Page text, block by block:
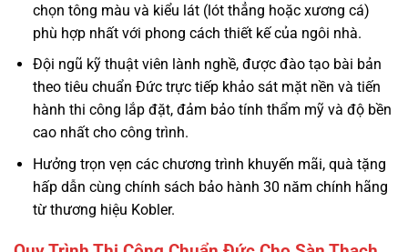
chọn tông màu và kiểu lát (lót thẳng hoặc xương cá)
phù hợp nhất với phong cách thiết kế của ngôi nhà.
Đội ngũ kỹ thuật viên lành nghề, được đào tạo bài bản
theo tiêu chuẩn Đức trực tiếp khảo sát mặt nền và tiến
hành thi công lắp đặt, đảm bảo tính thẩm mỹ và độ bền
cao nhất cho công trình.
Hưởng trọn vẹn các chương trình khuyến mãi, quà tặng
hấp dẫn cùng chính sách bảo hành 30 năm chính hãng
từ thương hiệu Kobler.